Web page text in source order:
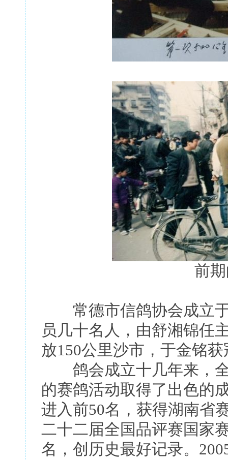
前
常德市信鸽协会成立于
员几十名人，由舒湘锦任
放150公里沙市，于金铭
鸽会成立十几年来，全
的赛鸽活动取得了出色的
进入前50名，获得湖南省
二十二届全国品评赛国家
名，创历史最好记录。